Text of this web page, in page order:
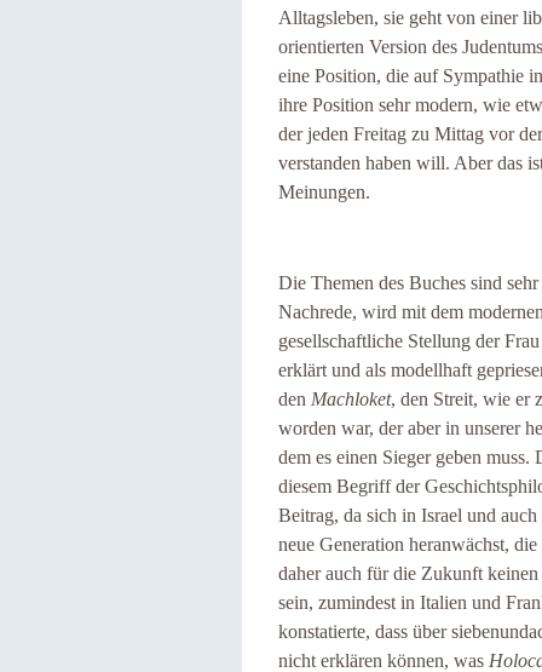
Alltagsleben, sie geht von einer
orientierten Version des
eine Position, die auf Sympathie
ihre Position sehr modern, wie
der jeden Freitag zu Mittag vor
verstanden haben will. Aber das
Meinungen.
Die Themen des Buches sind
Nachrede, wird mit dem
gesellschaftliche Stellung der
erklärt und als modellhaft
den Machloket, den Streit, wie er
worden war, der aber in unserer
dem es einen Sieger geben
diesem Begriff der
Beitrag, da sich in Israel und
neue Generation heranwächst,
daher auch für die Zukunft
sein, zumindest in Italien und
konstatierte, dass über
nicht erklären können, was